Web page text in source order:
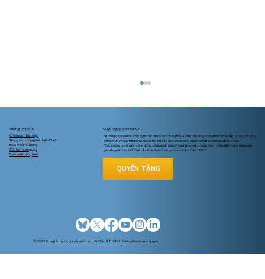
Liệu Có Quá Muộn Để Ghi Danh
Medicare Hay Thay Đổi Bảo Hiểm Của
Quý Vị?
Thông tin thêm
Chính sách bảo mật
Thông báo không phân biệt đối xử
Điều khoản sử dụng
Câu hỏi thường gặp
Báo cáo thường niên
Quyên góp cho NAPCA
Sự đóng góp của bạn có ý nghĩa rất lớn đối với chúng tôi và đảm bảo rằng chúng tôi có thể tiếp tục ủng hộ cộng
đồng AAPI và duy trì phẩm giá của họ. Bất kỳ số tiền nào cũng giúp ích và thực sự được trân trọng.
*Các khoản quyên góp cũng được chấp nhận trên United Way bằng cách tham chiếu đến Trung tâm quốc
gia về người cao tuổi Châu Á - Thái Bình Dương - Mã chỉ định D4139227
QUYÊN TẶNG
© 2025 Trung tâm quốc gia về người cao tuổi Châu Á Thái Bình Dương. Bảo lưu mọi quyền.